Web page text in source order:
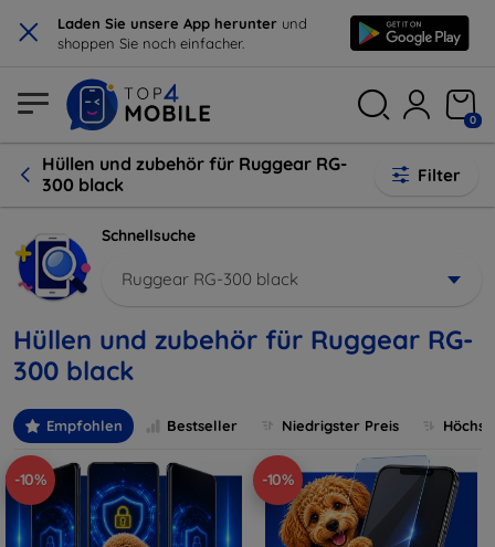
× Laden Sie unsere App herunter und
shoppen Sie noch einfacher.
0
Hüllen und zubehör für Ruggear RG-
300 black
Filter
Schnellsuche
Ruggear RG-300 black
Hüllen und zubehör für Ruggear RG-
300 black
Empfohlen Bestseller Niedrigster Preis
-10% -10%